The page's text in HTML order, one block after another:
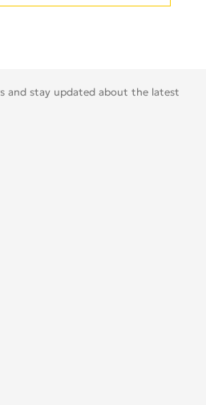
and stay updated about the latest